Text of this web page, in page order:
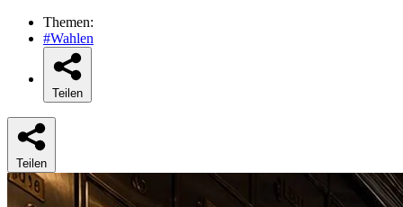
Themen:
#Wahlen
Teilen
Teilen